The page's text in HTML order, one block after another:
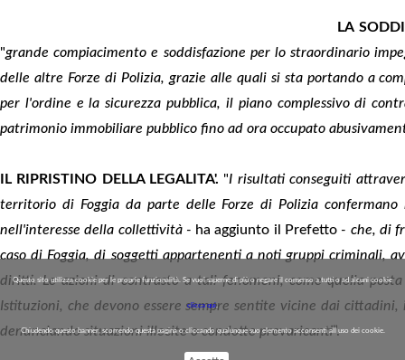
Questo sito utilizza cookie per le proprie funzionalità. Se vuoi saperne di più o negare il consenso a tutti o ad alcuni cookie
clicca qui.
Chiudendo questo banner, scorrendo questa pagina o cliccando qualunque suo elemento acconsenti all uso dei cookie.
LA
"grande compiacimento e soddisfazione per lo straordinario
delle altre Forze di Polizia, grazie alle quali si sta portando a
per l'ordine e la sicurezza pubblica, il piano complessivo di
patrimonio immobiliare pubblico fino ad ora occupato
IL RIPRISTINO DELLA LEGALITA'. "I risultati conseguiti
territorio di Foggia da parte delle Forze di Polizia
nell'interesse della collettività - ha aggiunto il Prefetto - che, di
caso di Foggia, di soggetti appartenenti a noti gruppi criminali,
diritti. Le azioni di contrasto a tali fenomeni, come quella
Istituzioni, che devono essere sempre sentite vicine dai
denunciando situazioni illecite o condotte prevaricanti”.